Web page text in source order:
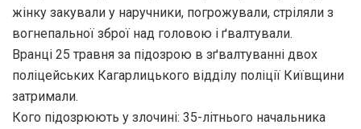
жінку закували у наручники, погрожували, стріляли з
вогнепальної зброї над головою і ґвалтували.
Вранці 25 травня за підозрою в зґвалтуванні двох
поліцейських Кагарлицького відділу поліції Київщини
затримали.
Кого підозрюють у злочині: 35-літнього начальника